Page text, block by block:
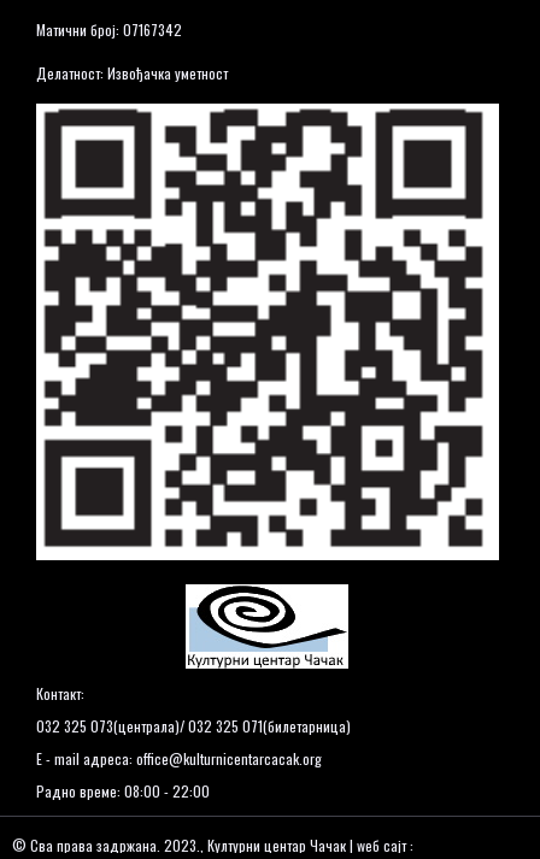
Матични број: 07167342
Делатност: Извођачка уметност
Контакт:
032 325 073(централа)/ 032 325 071(билетарница)
E - mail адреса: office@kulturnicentarcacak.org
Радно време: 08:00 - 22:00
© Сва права задржана. 2023., Културни центар Чачак | wеб сајт :